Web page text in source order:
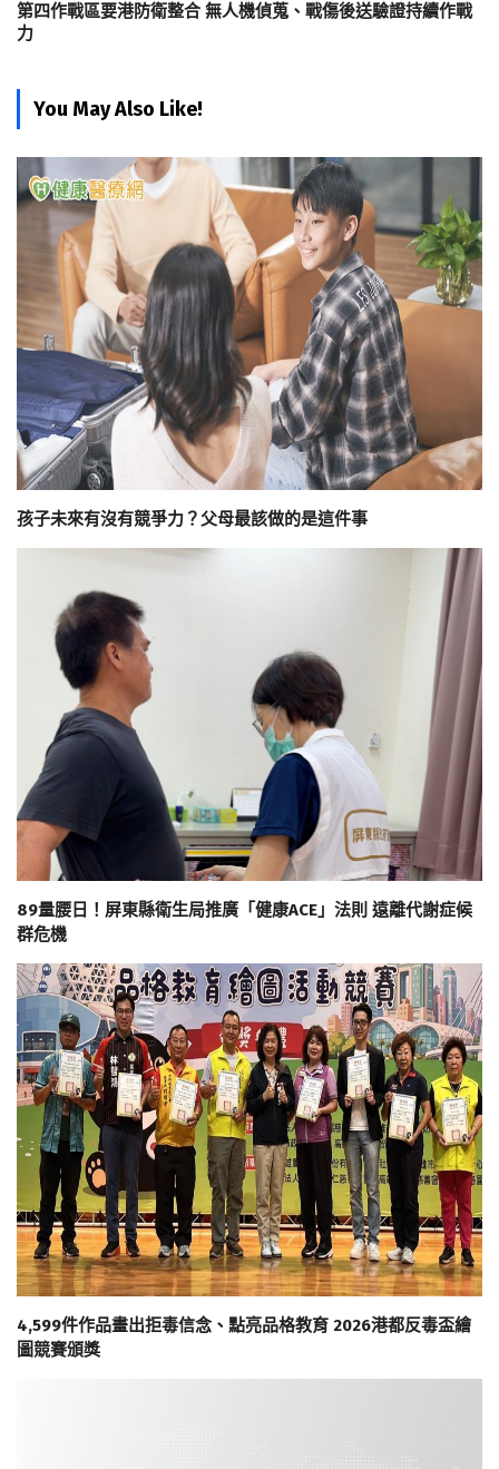
第四作戰區要港防衛整合 無人機偵蒐、戰傷後送驗證持續作戰
力
You May Also Like!
孩子未來有沒有競爭力？父母最該做的是這件事
89量腰日！屏東縣衛生局推廣「健康ACE」法則 遠離代謝症候
群危機
4,599件作品畫出拒毒信念、點亮品格教育 2026港都反毒盃繪
圖競賽頒獎